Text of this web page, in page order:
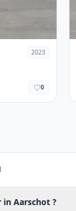
2023
0
in Aarschot ?